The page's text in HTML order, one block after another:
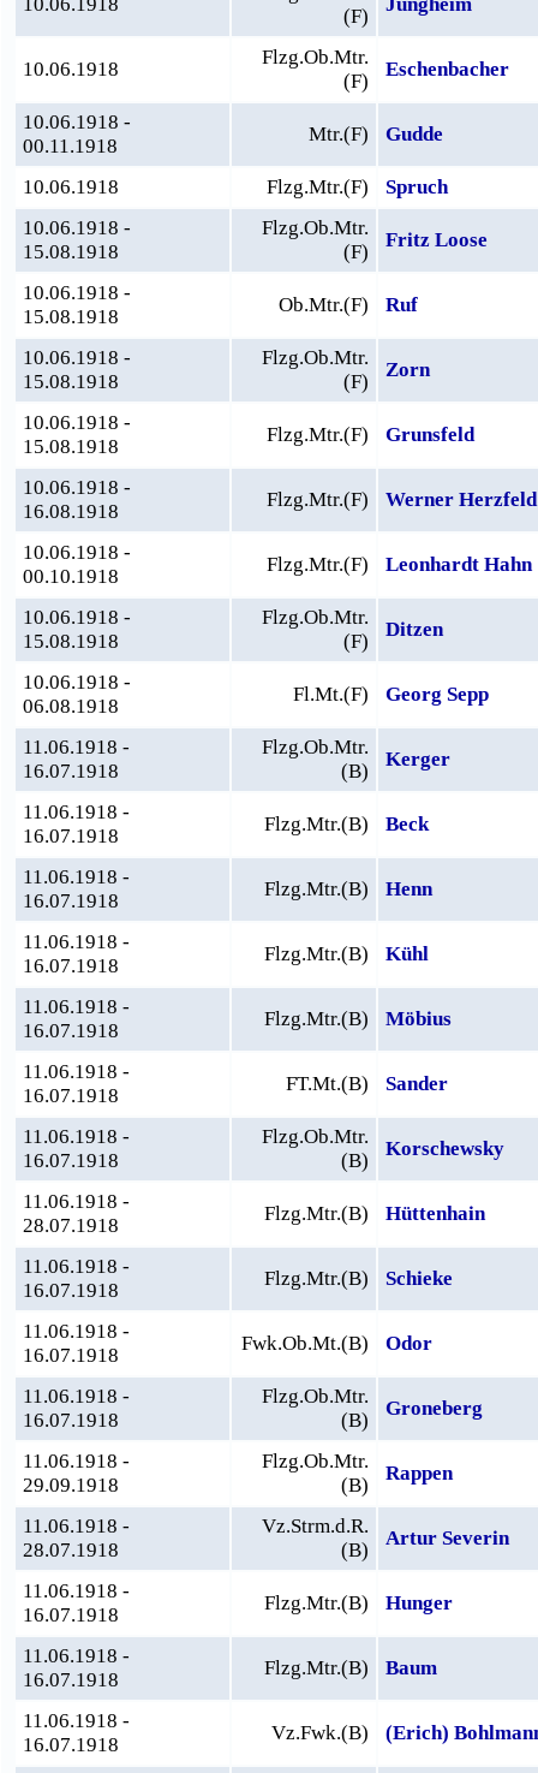
(F)
10.06.1918
Flzg.Ob.Mtr.
(F)
Eschenbacher
10.06.1918 -
00.11.1918
Mtr.(F) Gudde
10.06.1918 Flzg.Mtr.(F)
Spruch
10.06.1918 -
15.08.1918
Flzg.Ob.Mtr.
(F)
Fritz Loose
10.06.1918 -
15.08.1918
Ob.Mtr.(F) Ruf
10.06.1918 -
15.08.1918
Flzg.Ob.Mtr.
(F)
Zorn
10.06.1918 -
15.08.1918
Flzg.Mtr.(F) Grunsfeld
10.06.1918 -
16.08.1918
Flzg.Mtr.(F) Werner Herzfeld
10.06.1918 -
00.10.1918
Flzg.Mtr.(F) Leonhardt Hahn
10.06.1918 -
15.08.1918
Flzg.Ob.Mtr.
(F)
Ditzen
10.06.1918 -
06.08.1918
Fl.Mt.(F) Georg Sepp
11.06.1918 -
16.07.1918
Flzg.Ob.Mtr.
(B)
Kerger
11.06.1918 -
16.07.1918
Flzg.Mtr.(B) Beck
11.06.1918 -
16.07.1918
Flzg.Mtr.(B) Henn
11.06.1918 -
16.07.1918
Flzg.Mtr.(B) Kühl
11.06.1918 -
16.07.1918
Flzg.Mtr.(B) Möbius
11.06.1918 -
16.07.1918
FT.Mt.(B) Sander
11.06.1918 -
16.07.1918
Flzg.Ob.Mtr.
(B)
Korschewsky
11.06.1918 -
28.07.1918
Flzg.Mtr.(B) Hüttenhain
11.06.1918 -
16.07.1918
Flzg.Mtr.(B) Schieke
11.06.1918 -
16.07.1918
Fwk.Ob.Mt.(B) Odor
11.06.1918 -
16.07.1918
Flzg.Ob.Mtr.
(B)
Groneberg
11.06.1918 -
29.09.1918
Flzg.Ob.Mtr.
(B)
Rappen
11.06.1918 -
28.07.1918
Vz.Strm.d.R.
(B)
Artur Severin
11.06.1918 -
16.07.1918
Flzg.Mtr.(B) Hunger
11.06.1918 -
16.07.1918
Flzg.Mtr.(B) Baum
11.06.1918 -
16.07.1918
Vz.Fwk.(B) (Erich)